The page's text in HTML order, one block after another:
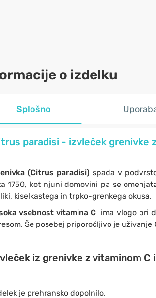
o izdelku
Splošno
paradisi - izvleček grenivke
(Citrus paradisi) spada v
1750, kot njuni domovini pa se
kiselkastega in trpko-grenkega okusa.
vsebnost vitamina C ima vlogo pri
Še posebej priporočljivo je
iz grenivke z vitaminom
je prehransko dopolnilo.